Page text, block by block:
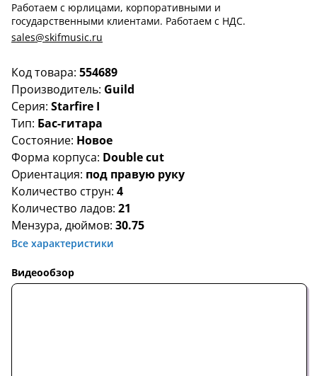
Код товара: 554689
Производитель: Guild
Серия: Starfire I
Тип: Бас-гитара
Состояние: Новое
Форма корпуса: Double cut
Ориентация: под правую руку
Количество струн: 4
Количество ладов: 21
Мензура, дюймов: 30.75
Все характеристики
Видеообзор
Работаем с юрлицами, корпоративными и
государственными клиентами. Работаем с НДС.
sales@skifmusic.ru